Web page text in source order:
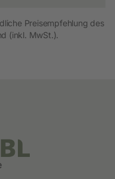
Preisempfehlung des
(inkl. MwSt.).